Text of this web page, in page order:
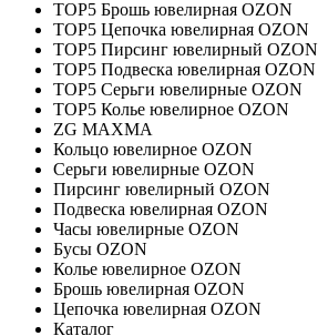
TOP5 Брошь ювелирная OZON
TOP5 Цепочка ювелирная OZON
TOP5 Пирсинг ювелирный OZON
TOP5 Подвеска ювелирная OZON
TOP5 Серьги ювелирные OZON
TOP5 Колье ювелирное OZON
ZG MAXMA
Кольцо ювелирное OZON
Серьги ювелирные OZON
Пирсинг ювелирный OZON
Подвеска ювелирная OZON
Часы ювелирные OZON
Бусы OZON
Колье ювелирное OZON
Брошь ювелирная OZON
Цепочка ювелирная OZON
Каталог